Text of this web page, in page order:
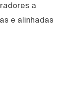
a
e alinhadas